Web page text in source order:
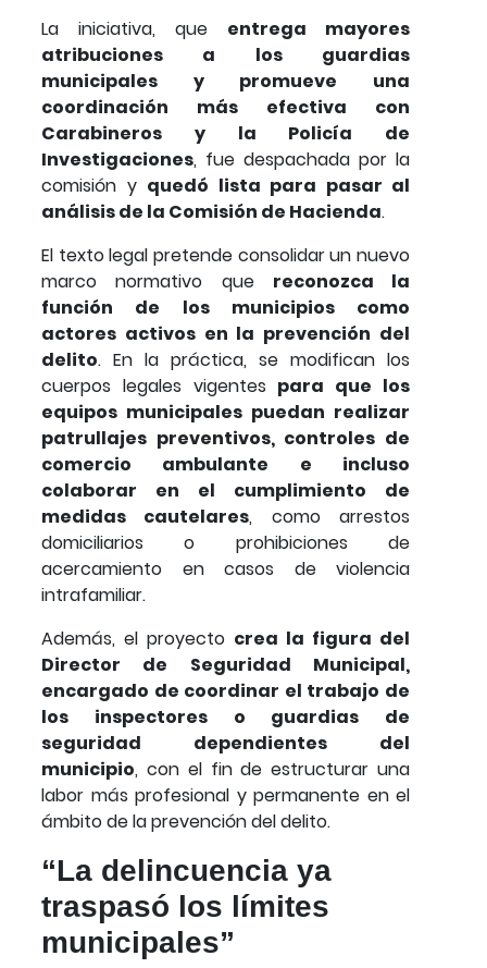
La iniciativa, que entrega mayores
atribuciones a los guardias
municipales y promueve una
coordinación más efectiva con
Carabineros y la Policía de
Investigaciones, fue despachada por la
comisión y quedó lista para pasar al
análisis de la Comisión de Hacienda.
El texto legal pretende consolidar un nuevo
marco normativo que reconozca la
función de los municipios como
actores activos en la prevención del
delito. En la práctica, se modifican los
cuerpos legales vigentes para que los
equipos municipales puedan realizar
patrullajes preventivos, controles de
comercio ambulante e incluso
colaborar en el cumplimiento de
medidas cautelares, como arrestos
domiciliarios o prohibiciones de
acercamiento en casos de violencia
intrafamiliar.
Además, el proyecto crea la figura del
Director de Seguridad Municipal,
encargado de coordinar el trabajo de
los inspectores o guardias de
seguridad dependientes del
municipio, con el fin de estructurar una
labor más profesional y permanente en el
ámbito de la prevención del delito.
“La delincuencia ya
traspasó los límites
municipales”